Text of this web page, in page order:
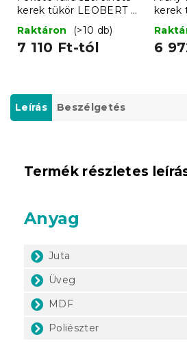
kerek tükör LEOBERT –
különböző méretekben
Raktáron (>10 db)
7 110 Ft-tól
kerek
6
Leírás Beszélgetés
Termék részletes
Anyag
Juta
Üveg
MDF
Poliészter